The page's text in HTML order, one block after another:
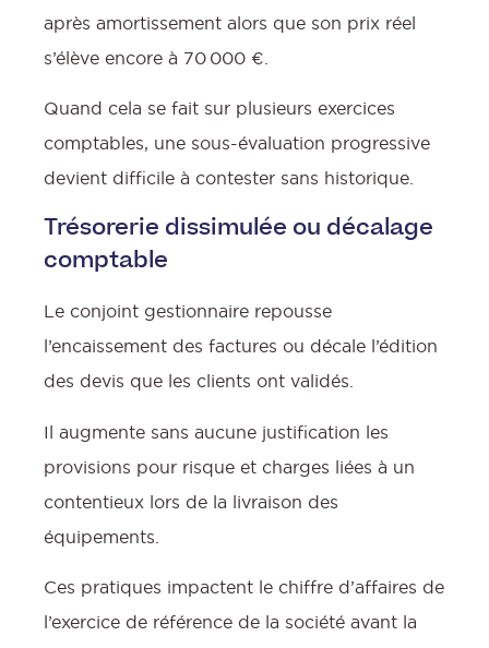
après amortissement alors que son prix réel
s’élève encore à 70 000 €.
Quand cela se fait sur plusieurs exercices
comptables, une sous-évaluation progressive
devient difficile à contester sans historique.
Trésorerie dissimulée ou décalage
comptable
Le conjoint gestionnaire repousse
l’encaissement des factures ou décale l’édition
des devis que les clients ont validés.
Il augmente sans aucune justification les
provisions pour risque et charges liées à un
contentieux lors de la livraison des
équipements.
Ces pratiques impactent le chiffre d’affaires de
l’exercice de référence de la société avant la